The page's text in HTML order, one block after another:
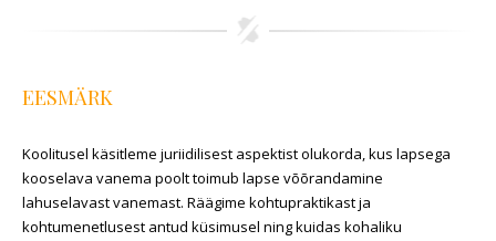
EESMÄRK
Koolitusel käsitleme juriidilisest aspektist olukorda, kus lapsega
kooselava vanema poolt toimub lapse võõrandamine
lahuselavast vanemast. Räägime kohtupraktikast ja
kohtumenetlusest antud küsimusel ning kuidas kohaliku